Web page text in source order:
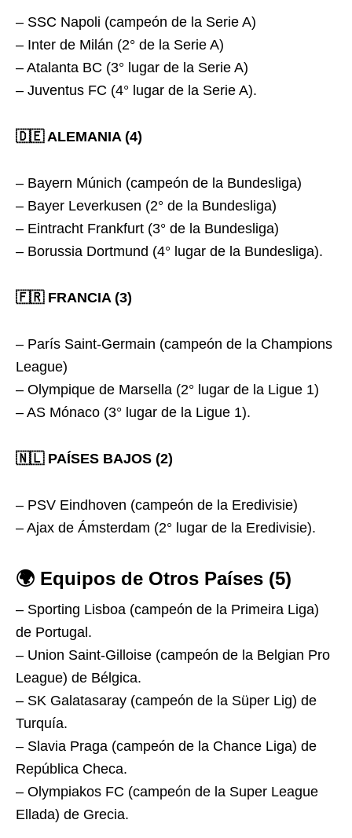
– SSC Napoli (campeón de la Serie A)
– Inter de Milán (2° de la Serie A)
– Atalanta BC (3° lugar de la Serie A)
– Juventus FC (4° lugar de la Serie A).
🇩🇪 ALEMANIA (4)
– Bayern Múnich (campeón de la Bundesliga)
– Bayer Leverkusen (2° de la Bundesliga)
– Eintracht Frankfurt (3° de la Bundesliga)
– Borussia Dortmund (4° lugar de la Bundesliga).
🇫🇷 FRANCIA (3)
– París Saint-Germain (campeón de la Champions
League)
– Olympique de Marsella (2° lugar de la Ligue 1)
– AS Mónaco (3° lugar de la Ligue 1).
🇳🇱 PAÍSES BAJOS (2)
– PSV Eindhoven (campeón de la Eredivisie)
– Ajax de Ámsterdam (2° lugar de la Eredivisie).
🌍 Equipos de Otros Países (5)
– Sporting Lisboa (campeón de la Primeira Liga)
de Portugal.
– Union Saint-Gilloise (campeón de la Belgian Pro
League) de Bélgica.
– SK Galatasaray (campeón de la Süper Lig) de
Turquía.
– Slavia Praga (campeón de la Chance Liga) de
República Checa.
– Olympiakos FC (campeón de la Super League
Ellada) de Grecia.